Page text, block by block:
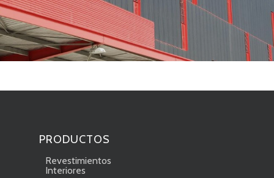
PRODUCTOS
Revestimientos
Interiores